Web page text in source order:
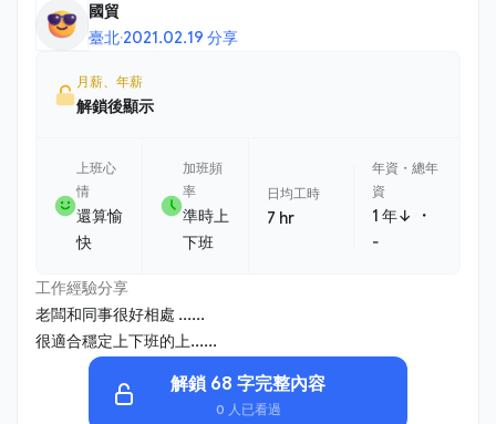
國貿
臺北·2021.02.19 分享
月薪、年薪
解鎖後顯示
上班心
情
還算愉
快
加班頻
率
準時上
下班
日均工時
7 hr
年資・總年
資
1 年↓ ・
-
工作經驗分享
老闆和同事很好相處 ......
很適合穩定上下班的上......
解鎖 68 字完整內容
0 人已看過